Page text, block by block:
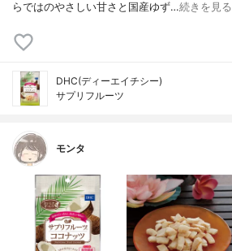
らではのやさしい甘さと国産ゆず…続きを見る
DHC(ディーエイチシー)
サプリフルーツ
モンタ